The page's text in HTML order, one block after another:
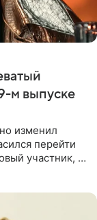
м выпуске
изменил
перейти
участник, а